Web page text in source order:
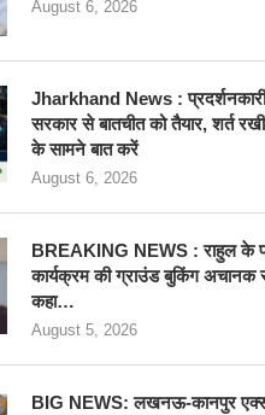
August 6, 2026
Jharkhand News :
सरकार से बातचीत को तैयार, शर्त
के सामने बात करें
August 6, 2026
BREAKING NEWS : राहुल के
कार्यक्रम की ग्राउंड बुकिंग अचानक
कहा…
August 5, 2026
BIG NEWS: लखनऊ-कानपुर